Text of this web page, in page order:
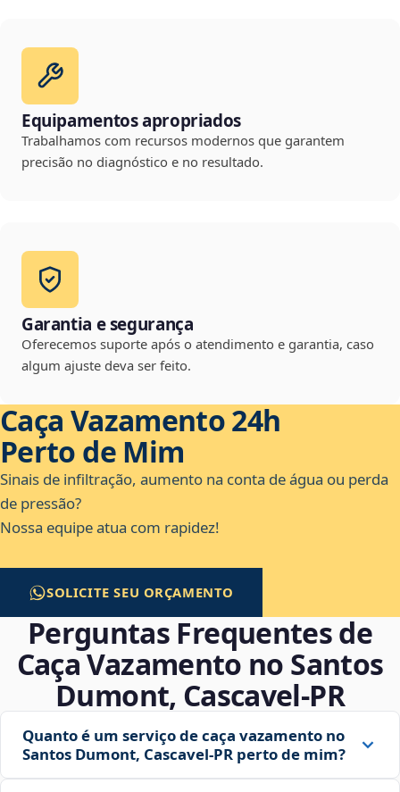
Equipamentos apropriados
Trabalhamos com recursos modernos que garantem
precisão no diagnóstico e no resultado.
Garantia e segurança
Oferecemos suporte após o atendimento e garantia, caso
algum ajuste deva ser feito.
Caça Vazamento 24h
Perto de Mim
Sinais de infiltração, aumento na conta de água ou perda
de pressão?
Nossa equipe atua com rapidez!
SOLICITE SEU ORÇAMENTO
Perguntas Frequentes de
Caça Vazamento no Santos
Dumont, Cascavel‑PR
Quanto é um serviço de caça vazamento no
Santos Dumont, Cascavel‑PR perto de mim?